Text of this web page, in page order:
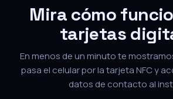
Mira cómo
tarjetas
En menos de un minuto te
pasa el celular por la tarjeta NFC y
datos de contacto al